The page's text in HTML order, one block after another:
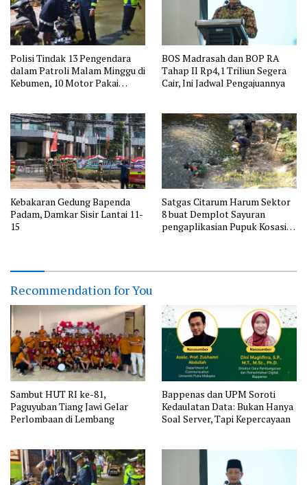
Polisi Tindak 13 Pengendara
dalam Patroli Malam Minggu di
Kebumen, 10 Motor Pakai
BOS Madrasah dan BOP RA
Tahap II Rp4,1 Triliun Segera
Cair, Ini Jadwal Pengajuannya
Kebakaran Gedung Bapenda
Padam, Damkar Sisir Lantai 11-
15
Satgas Citarum Harum Sektor
8 buat Demplot Sayuran
pengaplikasian Pupuk Kosasih
Recommendation for You
Sambut HUT RI ke-81,
Paguyuban Tiang Jawi Gelar
Perlombaan di Lembang
Bappenas dan UPM Soroti
Kedaulatan Data: Bukan Hanya
Soal Server, Tapi Kepercayaan